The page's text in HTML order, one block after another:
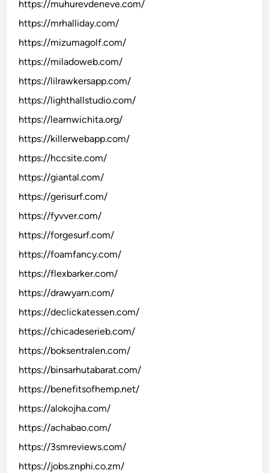
https://muhurevdeneve.com/
https://mrhalliday.com/
https://mizumagolf.com/
https://miladoweb.com/
https://lilrawkersapp.com/
https://lighthallstudio.com/
https://learnwichita.org/
https://killerwebapp.com/
https://hccsite.com/
https://giantal.com/
https://gerisurf.com/
https://fyvver.com/
https://forgesurf.com/
https://foamfancy.com/
https://flexbarker.com/
https://drawyarn.com/
https://declickatessen.com/
https://chicadeserieb.com/
https://boksentralen.com/
https://binsarhutabarat.com/
https://benefitsofhemp.net/
https://alokojha.com/
https://achabao.com/
https://3smreviews.com/
https://jobs.znphi.co.zm/